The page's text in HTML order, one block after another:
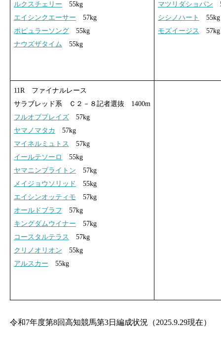
ルクスチェリー 55kg
エイシンクエーサー 57kg
ポピュラーソング55kg
ナウズザタイム 55kg
マツリダショパン
シシノハート
55kg
モズイージス
57kg
11R ファイナルレース
サラブレッド系 Ｃ２－８記者選抜 1400m
フルオブプレイズ57kg
ヤマノマタカ
57kg
マイネルミュトス
57kg
イールテソーロ
55kg
ヤマニンブライトン 57kg
メイジョウソリッド
55kg
エイシンオッティモ 57kg
オールドブラフ 57kg
キングダムウイナー 57kg
コースタルテラス
57kg
クリノオリオン 55kg
アルスカー 55kg
令和7年度第8回高知競馬第3日編成状況（2025.9.29現在）